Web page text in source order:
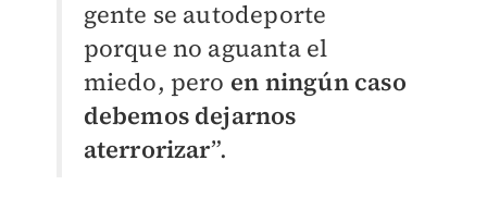
gente se autodeporte
porque no aguanta el
miedo, pero en ningún caso
debemos dejarnos
aterrorizar”.